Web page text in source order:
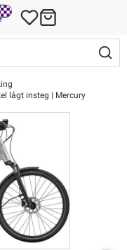
lågt insteg | Mercury